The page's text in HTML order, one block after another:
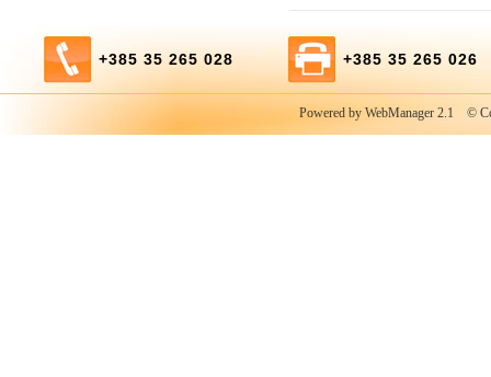
+385 35 265 028 +385 35 265 026
Powered by WebManager 2.1 ©